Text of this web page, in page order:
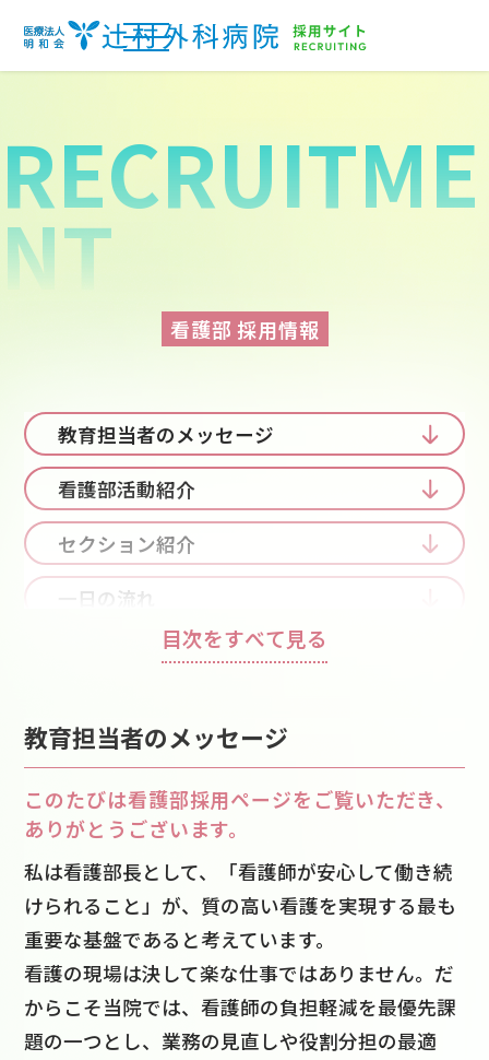
看護師
ケアスタッフ（看護助手）
RECRUITME
NT
看護部 採用情報
教育担当者のメッセージ
看護部活動紹介
セクション紹介
一日の流れ
チームナーシング
看護部理念／基本方針
データで見る看護部
福利厚生
採用の流れ
目次をすべて見る
教育担当者のメッセージ
このたびは看護部採用ページをご覧いただき、
ありがとうございます。
私は看護部長として、「看護師が安心して働き続
けられること」が、質の高い看護を実現する最も
重要な基盤であると考えています。
看護の現場は決して楽な仕事ではありません。だ
からこそ当院では、看護師の負担軽減を最優先課
題の一つとし、業務の見直しや役割分担の最適